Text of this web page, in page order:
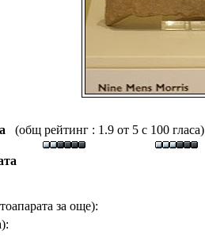
(общ рейтинг : 1.9 от 5 с 100 гласа)
за още):